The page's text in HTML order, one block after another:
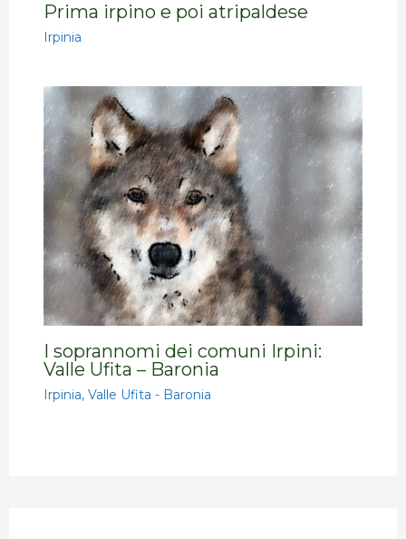
Prima irpino e poi atripaldese
Irpinia
I soprannomi dei comuni Irpini:
Valle Ufita – Baronia
Irpinia,Valle Ufita - Baronia